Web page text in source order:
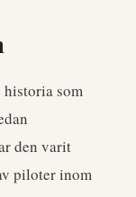
historia som
den varit
piloter inom